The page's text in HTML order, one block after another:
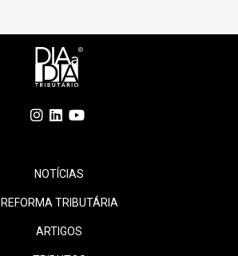
NOTÍCIAS
REFORMA TRIBUTÁRIA
ARTIGOS